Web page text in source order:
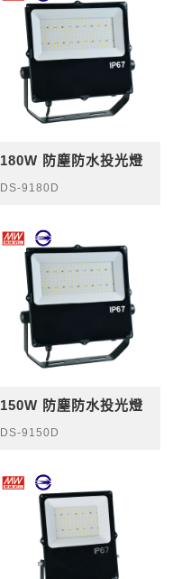
180W 防塵防水投光燈
DS-9180D
150W 防塵防水投光燈
DS-9150D